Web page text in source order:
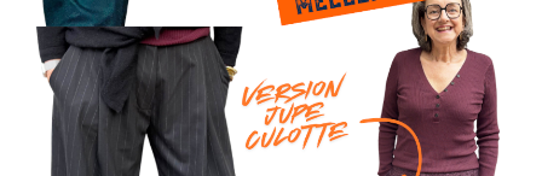
Sur
Page
Du